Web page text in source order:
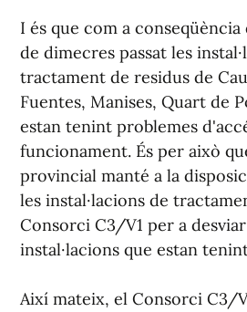
I és que com a conseqüència
de dimecres passat les
tractament de residus de
Fuentes, Manises, Quart de
estan tenint problemes
funcionament. És per això
provincial manté a la
les instal·lacions de
Consorci C3/V1 per a
instal·lacions que estan
Així mateix, el Consorci C3/